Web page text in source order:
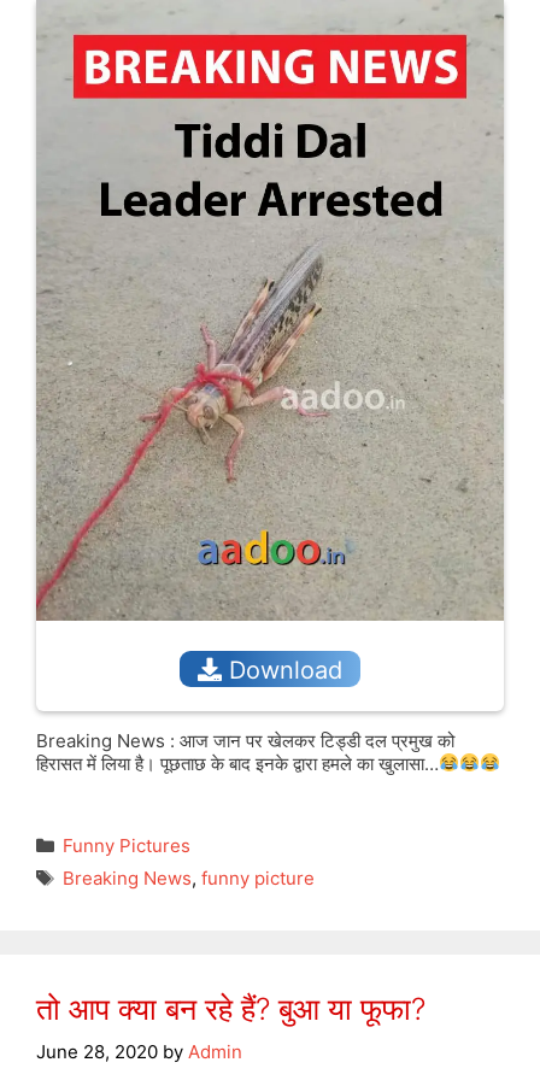
Download
Breaking News : आज जान पर खेलकर टिड्डी दल प्रमुख को
हिरासत में लिया है। पूछताछ के बाद इनके द्वारा हमले का खुलासा…
Categories
Funny Pictures
Tags
Breaking News, funny picture
तो आप क्या बन रहे हैं? बुआ या फूफा?
June 28, 2020 by Admin